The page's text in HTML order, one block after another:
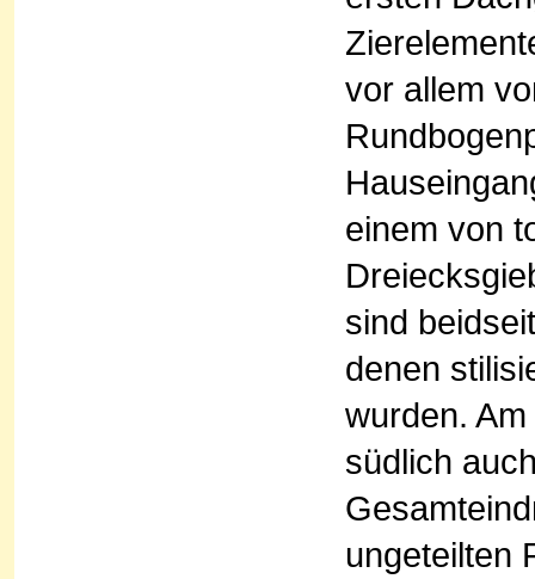
vor allem
einem von
sind
denen
wurden.
südlich
ungeteilten